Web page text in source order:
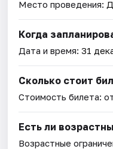
Место проведения:
Когда
Дата и время:31
Сколько стоит
Стоимость билета:
Есть ли
Возрастные